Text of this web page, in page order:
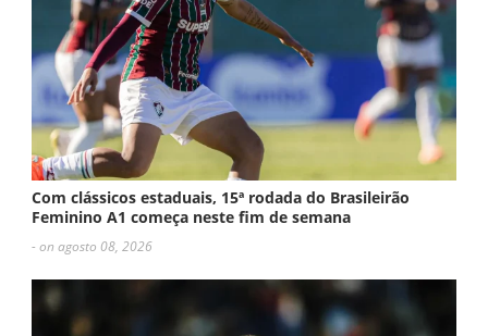
Com clássicos estaduais, 15ª rodada do Brasileirão
Feminino A1 começa neste fim de semana
- on agosto 08, 2026